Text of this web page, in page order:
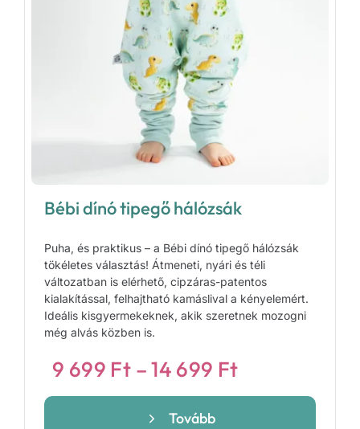
Bébi dínó tipegő hálózsák
Puha, és praktikus – a Bébi dínó tipegő hálózsák
tökéletes választás! Átmeneti, nyári és téli
változatban is elérhető, cipzáras-patentos
kialakítással, felhajtható kamáslival a kényelemért.
Ideális kisgyermekeknek, akik szeretnek mozogni
még alvás közben is.
9 699 Ft –14 699 Ft
9
Tovább